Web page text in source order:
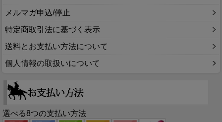
メルマガ申込/停止
特定商取引法に基づく表示
送料とお支払い方法について
個人情報の取扱いについて
選べる8つの支払い方法